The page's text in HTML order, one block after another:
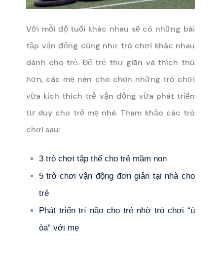
Với mỗi độ tuổi khác nhau sẽ có những bài
tập vận động cũng như trò chơi khác nhau
dành cho trẻ. Để trẻ thư giãn và thích thú
hơn, các mẹ nên cho chọn những trò chơi
vừa kích thích trẻ vận động vừa phát triển
tư duy cho trẻ mẹ nhé. Tham khảo các trò
chơi sau:
3 trò chơi tập thể cho trẻ mầm non
5 trò chơi vận động đơn giản tại nhà cho
trẻ
Phát triển trí não cho trẻ nhờ trò chơi “ú
òa” với mẹ